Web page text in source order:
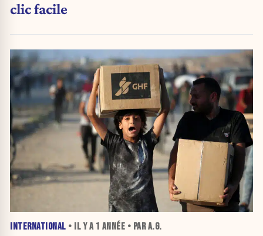
clic facile
INTERNATIONAL • IL Y A 1 ANNÉE • PAR A.G.